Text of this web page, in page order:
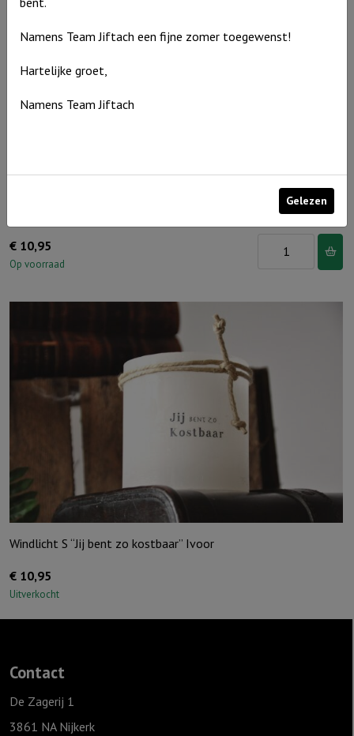
€ 10,95
Op voorraad
ik
jou,
Grijs
aantal
Windlicht S “Jij bent zo kostbaar” Ivoor
€ 10,95
Uitverkocht
Contact
De Zagerij 1
3861 NA Nijkerk
Namens Team Jiftach een fijne zomer toegewenst!
Hartelijke groet,
Namens Team Jiftach
Gelezen